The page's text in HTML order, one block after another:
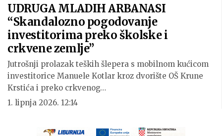
UDRUGA MLADIH ARBANASI
“Skandalozno pogodovanje
investitorima preko školske i
crkvene zemlje”
Jutrošnji prolazak teških šlepera s mobilnom kućicom
investitorice Manuele Kotlar kroz dvorište OŠ Krune
Krstića i preko crkvenog…
1. lipnja 2026. 12:14